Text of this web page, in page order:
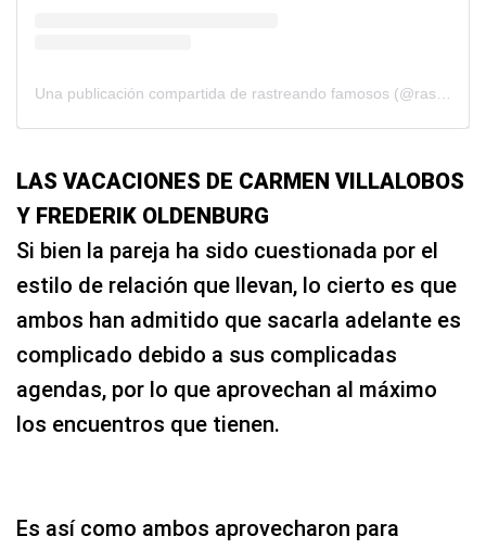
LAS VACACIONES DE CARMEN VILLALOBOS
Y FREDERIK OLDENBURG
Si bien la pareja ha sido cuestionada por el
estilo de relación que llevan, lo cierto es que
ambos han admitido que sacarla adelante es
complicado debido a sus complicadas
agendas, por lo que aprovechan al máximo
los encuentros que tienen.
Es así como ambos aprovecharon para